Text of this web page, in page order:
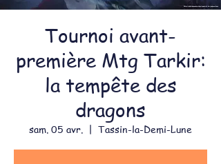
Tournoi avant-
première Mtg Tarkir:
la tempête des
dragons
sam. 05 avr.
  |
Tassin-la-Demi-Lune